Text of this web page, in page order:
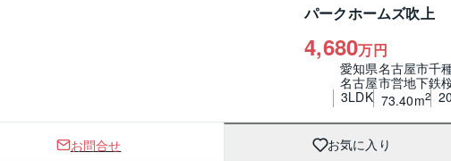
パークホームズ吹上
4,680万円
愛知県名古屋市千
名古屋市営地下鉄
3LDK 73.40m2
お問合せ お気に入り